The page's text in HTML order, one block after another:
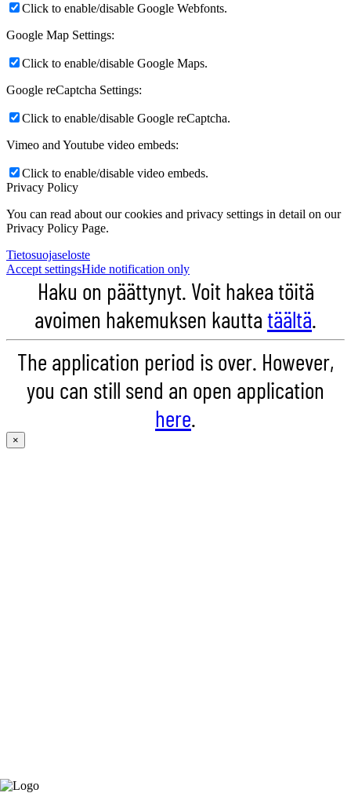
Click to enable/disable Google Webfonts.
Google Map Settings:
Click to enable/disable Google Maps.
Google reCaptcha Settings:
Click to enable/disable Google reCaptcha.
Vimeo and Youtube video embeds:
Click to enable/disable video embeds.
Privacy Policy
You can read about our cookies and privacy settings in detail on our
Privacy Policy Page.
Tietosuojaseloste
Accept settingsHide notification only
Haku on päättynyt. Voit hakea töitä
avoimen hakemuksen kauttatäältä.
The application period is over. However,
you can still send an open application
here.
×